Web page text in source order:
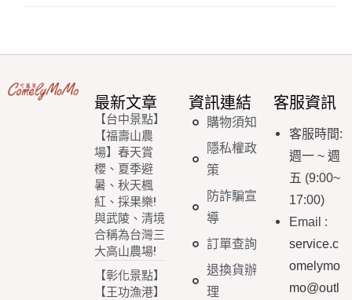
最新文章
【台中景點】
【福壽山農
場】春天賞
櫻、夏季避
暑、秋天楓
紅、採果樂!
與武陵、清境
合稱為台灣三
大高山農場!
【彰化景點】
【王功漁港】
資訊連結
購物須知
隱私權政
策
防詐騙宣
導
訂單查詢
退換貨辦
理
客服資訊
客服時間:
週一 ~ 週
五 (9:00~
17:00)
Email :
service.c
omelymo
mo@outl